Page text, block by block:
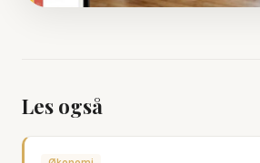
Les også